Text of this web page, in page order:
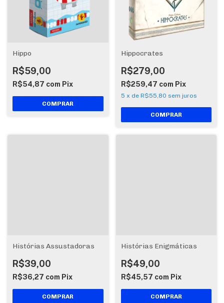
Hippo
R$59,00
R$54,87 com Pix
Hippocrates
R$279,00
R$259,47 com Pix
5 x de R$55,80 sem juros
Histórias Assustadoras
R$39,00
R$36,27 com Pix
Histórias Enigmáticas
R$49,00
R$45,57 com Pix